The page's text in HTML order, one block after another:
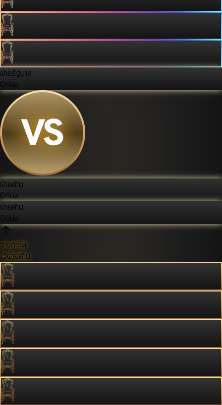
ฝ่ายรัฐบาล
0ที่นั่ง
ฝ่ายค้าน
0ที่นั่ง
ฝ่ายค้าน
0ที่นั่ง
วางการ์ด
ไว้ฝ่ายค้าน